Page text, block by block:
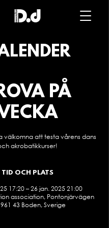
PÅ
välkomna att testa vårens dans
akrobatikkurser!
TID OCH PLATS
17:20 – 26 jan. 2025 21:00
association, Pontonjärvägen
43 Boden, Sverige